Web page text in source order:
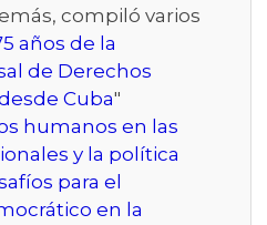
compiló varios
años de la
de Derechos
Cuba"
humanos en las
y la política
para el
en la